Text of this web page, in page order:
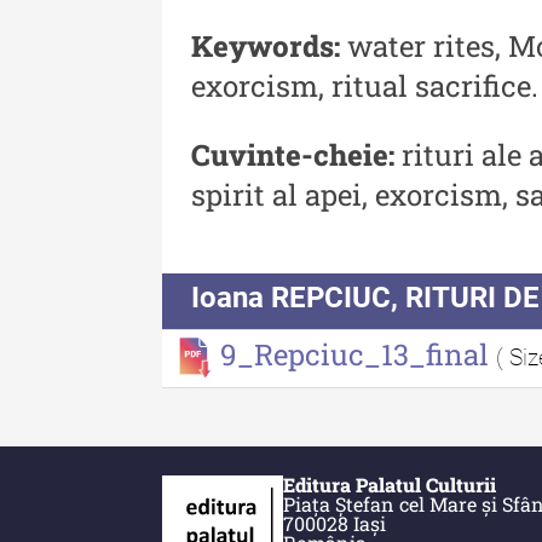
și Tehnicii ”Ștefan
- An XIV / Nr. 14 / 2020
Buletinul Muzeului
și Tehnicii ”Ștefan
- An XII / Nr. 13 / 2019
Indexul Complet
Acta Pangratia
Acta Pangratia I (2023)
Keywords:water rites,
exorcism, ritual sacrifice.
Cuvinte-cheie:rituri ale
spirit al apei, exorcism,
Ioana REPCIUC, RITURI
9_Repciuc_13_final (
Editura Palatul Culturii
Piața Ștefan cel Mare și
700028 Iași